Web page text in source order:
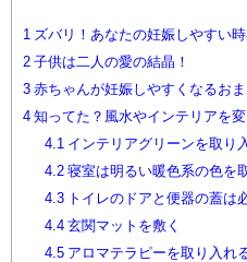
1
ズバリ！あなたの妊娠しやすい時
2 子供は二人の愛の結晶！
3 赤ちゃんが妊娠しやすくなるお
4 知ってた？風水やインテリアを
4.1 インテリアグリーンを取り
4.2寝室は明るい暖色系の色を
4.3トイレのドアと便器の蓋は
4.4玄関マットを敷く
4.5アロマテラピーを取り入れ